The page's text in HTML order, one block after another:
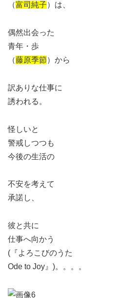
（富司純子）は、
偶然出会った
青年・歩
（藤原季節）から
訳ありな仕事に
誘われる。
怪しいと
警戒しつつも
今後の生活の
不安を考えて
承諾し、
彼と共に
仕事へ向かう
(『よろこびのうた
Ode to Joy』)。。。。